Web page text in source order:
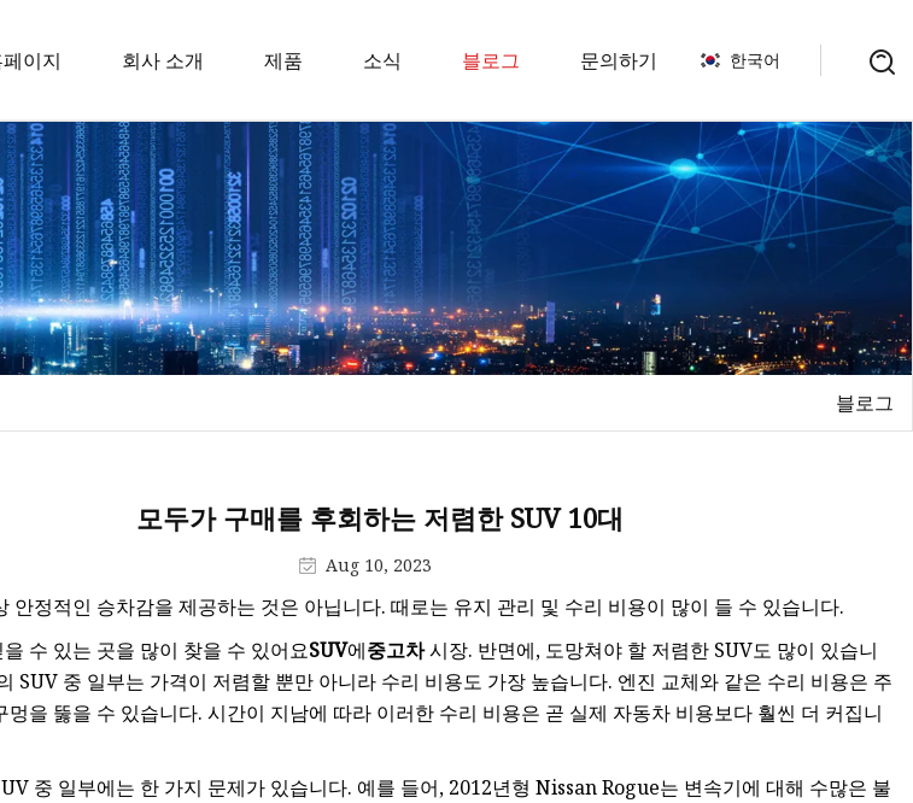
이지 회사 소개 제품
혼다 가스켓
혼다 밸브 커버 개스킷
변속기 잠금 개스킷
혼다 헤드 실린더 솔레노이드 밸브 개
스킷
Honda VTEC 솔레노이드 스풀 밸브
소식 블로그 문의하기 한국어
블로그
모두가 구매를 후회하는 저렴한 SUV 10대
Aug 10, 2023
안정적인 승차감을 제공하는 것은 아닙니다. 때로는 유지 관리 및 수리 비용이 많이 들 수 있습니다.
수 있는 곳을 많이 찾을 수 있어요SUV에중고차시장. 반면에, 도망쳐야 할 저렴한 SUV도 많이 있습니
SUV 중 일부는 가격이 저렴할 뿐만 아니라 수리 비용도 가장 높습니다. 엔진 교체와 같은 수리 비용은 주
멍을 뚫을 수 있습니다. 시간이 지남에 따라 이러한 수리 비용은 곧 실제 자동차 비용보다 훨씬 더 커집니
중 일부에는 한 가지 문제가 있습니다. 예를 들어, 2012년형 Nissan Rogue는 변속기에 대해 수많은 불